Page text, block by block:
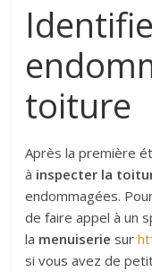
toiture
Après la première
à inspecter la
endommagées.
de faire appel à un
la menuiserie sur
si vous avez de